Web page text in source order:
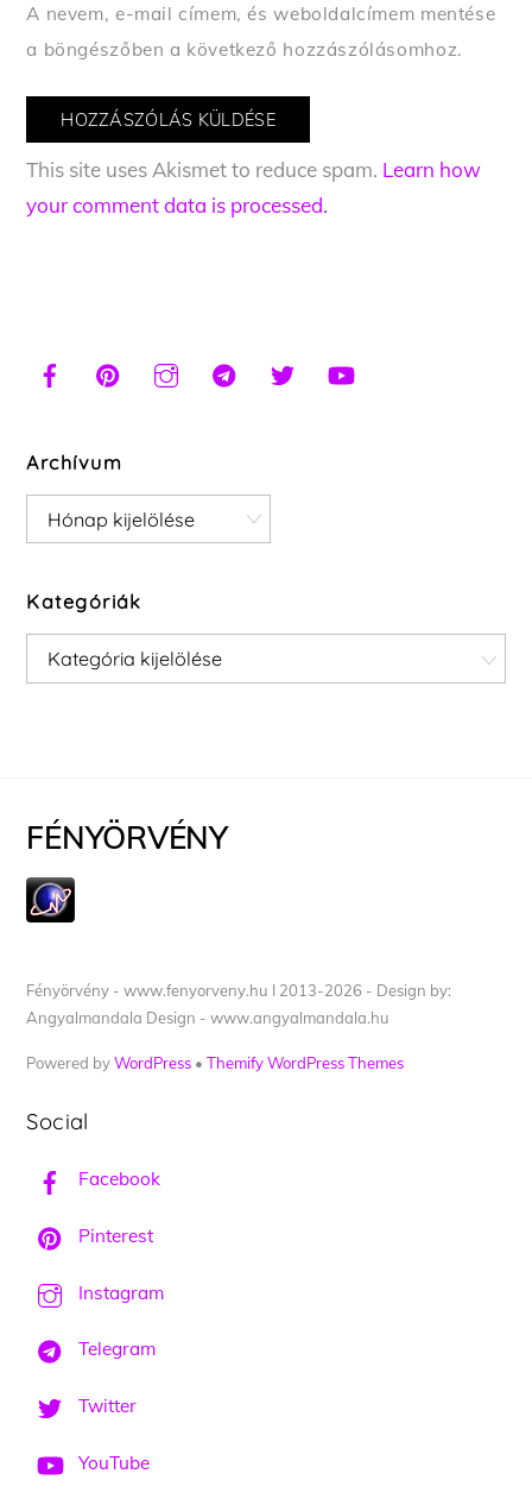
A nevem, e-mail címem, és weboldalcímem mentése
a böngészőben a következő hozzászólásomhoz.
This site uses Akismet to reduce spam. Learn how
your comment data is processed.
Archívum
Archívum
Kategóriák
Kategóriák
FÉNYÖRVÉNY
Fényörvény - www.fenyorveny.hu I 2013-2026 - Design by:
Angyalmandala Design - www.angyalmandala.hu
Powered byWordPress •Themify WordPress Themes
Social
Facebook
Pinterest
Instagram
Telegram
Twitter
YouTube